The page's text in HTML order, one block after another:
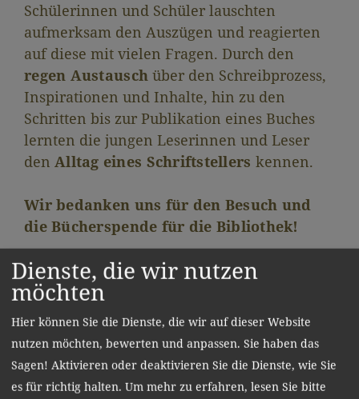
Schülerinnen und Schüler lauschten
aufmerksam den Auszügen und reagierten
auf diese mit vielen Fragen. Durch den
regen Austausch über den Schreibprozess,
Inspirationen und Inhalte, hin zu den
Schritten bis zur Publikation eines Buches
lernten die jungen Leserinnen und Leser
den Alltag eines Schriftstellers kennen.
Wir bedanken uns für den Besuch und
die Bücherspende für die Bibliothek!
Dienste, die wir nutzen
möchten
Hier können Sie die Dienste, die wir auf dieser Website
nutzen möchten, bewerten und anpassen. Sie haben das
Sagen! Aktivieren oder deaktivieren Sie die Dienste, wie Sie
es für richtig halten. Um mehr zu erfahren, lesen Sie bitte